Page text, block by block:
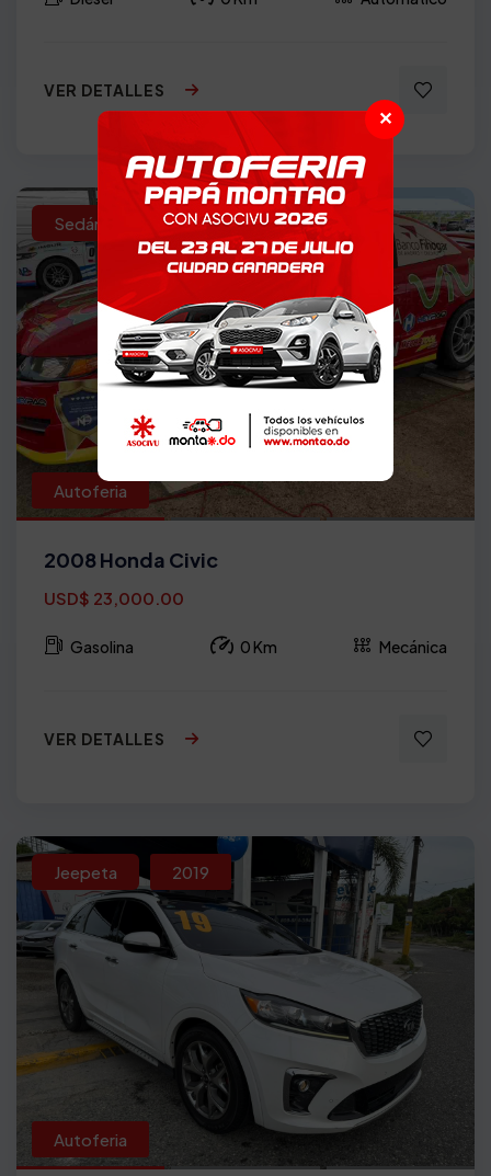
✕
VER DETALLES
Sedán 2008
Autoferia
2008 Honda Civic
USD$ 23,000.00
Gasolina 0 Km Mecánica
VER DETALLES
Jeepeta 2019
Autoferia